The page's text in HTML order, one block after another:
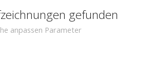
gefunden
anpassen Parameter